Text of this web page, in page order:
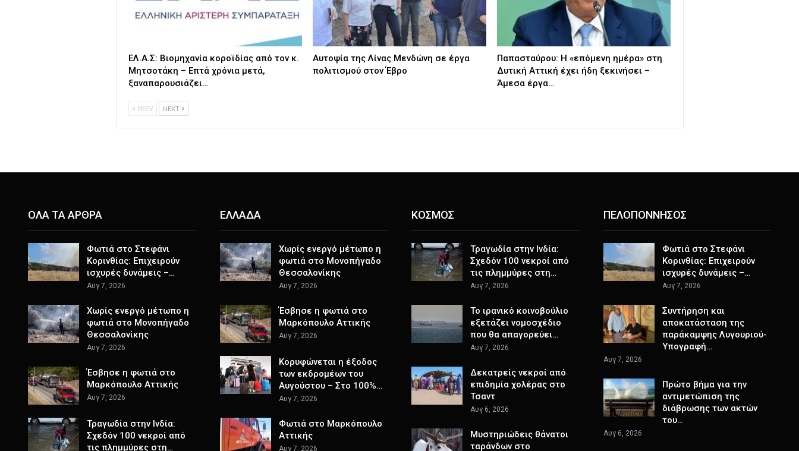
ΕΛ.Α.Σ: Βιομηχανία κοροϊδίας από τον κ.
Μητσοτάκη – Επτά χρόνια μετά,
ξαναπαρουσιάζει…
Αυτοψία της Λίνας Μενδώνη σε έργα
πολιτισμού στον Έβρο
Παπασταύρου: Η «επόμενη ημέρα» στη
Δυτική Αττική έχει ήδη ξεκινήσει –
Άμεσα έργα…
PREV NEXT
ΟΛΑ ΤΑ ΑΡΘΡΑ
Φωτιά στο Στεφάνι
Κορινθίας: Επιχειρούν
ισχυρές δυνάμεις –…
Αυγ 7, 2026
Χωρίς ενεργό μέτωπο η
φωτιά στο Μονοπήγαδο
Θεσσαλονίκης
Αυγ 7, 2026
Έσβησε η φωτιά στο
Μαρκόπουλο Αττικής
Αυγ 7, 2026
Τραγωδία στην Ινδία:
Σχεδόν 100 νεκροί από
τις πλημμύρες στη…
ΕΛΛΑΔΑ
Χωρίς ενεργό μέτωπο η
φωτιά στο Μονοπήγαδο
Θεσσαλονίκης
Αυγ 7, 2026
Έσβησε η φωτιά στο
Μαρκόπουλο Αττικής
Αυγ 7, 2026
Κορυφώνεται η έξοδος
των εκδρομέων του
Αυγούστου – Στο 100%…
Αυγ 7, 2026
Φωτιά στο Μαρκόπουλο
Αττικής
Αυγ 7, 2026
ΚΟΣΜΟΣ
Τραγωδία στην Ινδία:
Σχεδόν 100 νεκροί από
τις πλημμύρες στη…
Αυγ 7, 2026
Το ιρανικό κοινοβούλιο
εξετάζει νομοσχέδιο
που θα απαγορεύει…
Αυγ 7, 2026
Δεκατρείς νεκροί από
επιδημία χολέρας στο
Τσαντ
Αυγ 6, 2026
Μυστηριώδεις θάνατοι
ταράνδων στο
ΠΕΛΟΠΟΝΝΗΣΟΣ
Φωτιά στο Στεφάνι
Κορινθίας: Επιχειρούν
ισχυρές δυνάμεις –…
Αυγ 7, 2026
Συντήρηση και
αποκατάσταση της
παράκαμψης Λυγουριού-
Υπογραφή…
Αυγ 7, 2026
Πρώτο βήμα για την
αντιμετώπιση της
διάβρωσης των ακτών
του…
Αυγ 6, 2026